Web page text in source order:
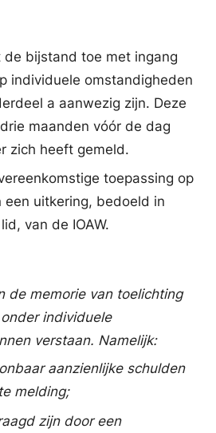
de bijstand toe met ingang
individuele omstandigheden
a aanwezig zijn. Deze
maanden vóór de dag
zich heeft gemeld.
toepassing op
een uitkering, bedoeld in
van de IOAW.
de memorie van toelichting
individuele
verstaan. Namelijk:
aanzienlijke schulden
melding;
zijn door een